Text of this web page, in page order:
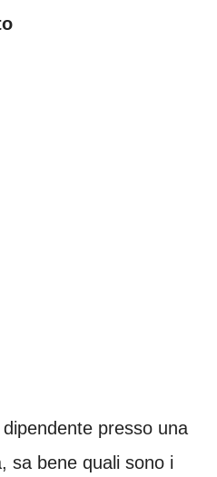
presso una
sa bene quali sono i